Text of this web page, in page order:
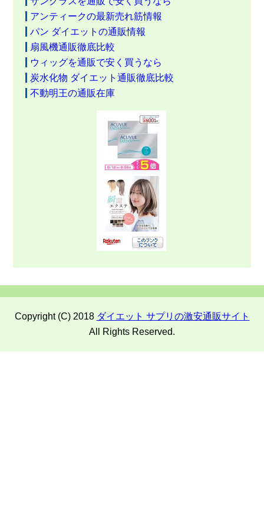
アンティークの最新売れ筋情報
パン ダイエットの通販情報
扇風機通販徹底比較
ウィッグを通販で安く買うなら
炭水化物 ダイエット通販徹底比較
不動明王の通販在庫
Copyright (C) 2018 ダイエット サプリの激安通販サイト
All Rights Reserved.